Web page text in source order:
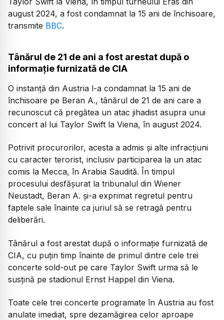
august 2024, a fost condamnat la 15 ani de închisoare,
transmite BBC.
Tânărul de 21 de ani a fost arestat după o
informație furnizată de CIA
O instanță din Austria l-a condamnat la 15 ani de
închisoare pe Beran A., tânărul de 21 de ani care a
recunoscut că pregătea un atac jihadist asupra unui
concert al lui Taylor Swift la Viena, în august 2024.
Potrivit procurorilor, acesta a admis și alte infracțiuni
cu caracter terorist, inclusiv participarea la un atac
comis la Mecca, în Arabia Saudită. În timpul
procesului desfășurat la tribunalul din Wiener
Neustadt, Beran A. și-a exprimat regretul pentru
faptele sale înainte ca juriul să se retragă pentru
deliberări.
Tânărul a fost arestat după o informație furnizată de
CIA, cu puțin timp înainte de primul dintre cele trei
concerte sold-out pe care Taylor Swift urma să le
susțină pe stadionul Ernst Happel din Viena.
Toate cele trei concerte programate în Austria au fost
anulate imediat, spre dezamăgirea celor aproape